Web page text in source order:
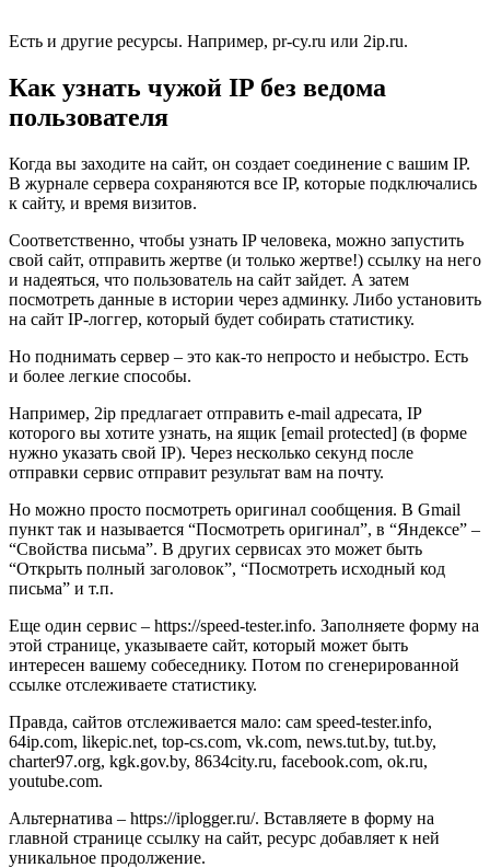
Есть и другие ресурсы. Например, pr-cy.ru или 2ip.ru.
Как узнать чужой IP без ведома
пользователя
Когда вы заходите на сайт, он создает соединение с вашим IP.
В журнале сервера сохраняются все IP, которые подключались
к сайту, и время визитов.
Соответственно, чтобы узнать IP человека, можно запустить
свой сайт, отправить жертве (и только жертве!) ссылку на него
и надеяться, что пользователь на сайт зайдет. А затем
посмотреть данные в истории через админку. Либо установить
на сайт IP-логгер, который будет собирать статистику.
Но поднимать сервер – это как-то непросто и небыстро. Есть
и более легкие способы.
Например, 2ip предлагает отправить e-mail адресата, IP
которого вы хотите узнать, на ящик [email protected] (в форме
нужно указать свой IP). Через несколько секунд после
отправки сервис отправит результат вам на почту.
Но можно просто посмотреть оригинал сообщения. В Gmail
пункт так и называется “Посмотреть оригинал”, в “Яндексе” –
“Свойства письма”. В других сервисах это может быть
“Открыть полный заголовок”, “Посмотреть исходный код
письма” и т.п.
Еще один сервис – https://speed-tester.info. Заполняете форму на
этой странице, указываете сайт, который может быть
интересен вашему собеседнику. Потом по сгенерированной
ссылке отслеживаете статистику.
Правда, сайтов отслеживается мало: сам speed-tester.info,
64ip.com, likepic.net, top-cs.com, vk.com, news.tut.by, tut.by,
charter97.org, kgk.gov.by, 8634city.ru, facebook.com, ok.ru,
youtube.com.
Альтернатива – https://iplogger.ru/. Вставляете в форму на
главной странице ссылку на сайт, ресурс добавляет к ней
уникальное продолжение.